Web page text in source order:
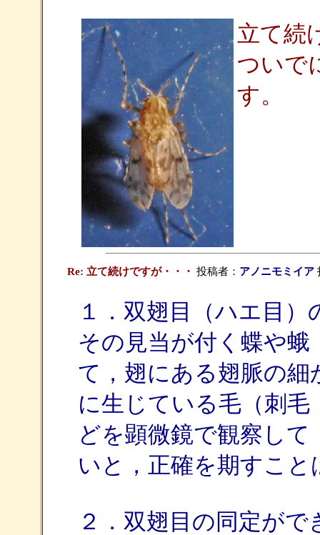
立て続
ついで
す。
Re: 立て続けですが・・・ 投稿者： アノニモミイア
１．双翅目（ハエ目
その見当が付く蝶や
て，翅にある翅脈の細
に生じている毛（刺
どを顕微鏡で観察し
いと，正確を期すこ
２．双翅目の同定が